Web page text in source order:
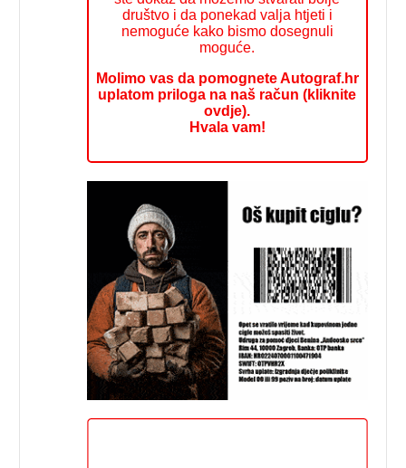
društvo i da ponekad valja htjeti i
nemoguće kako bismo dosegnuli
moguće.
Molimo vas da pomognete Autograf.hr
uplatom priloga na naš račun (kliknite
ovdje).
Hvala vam!